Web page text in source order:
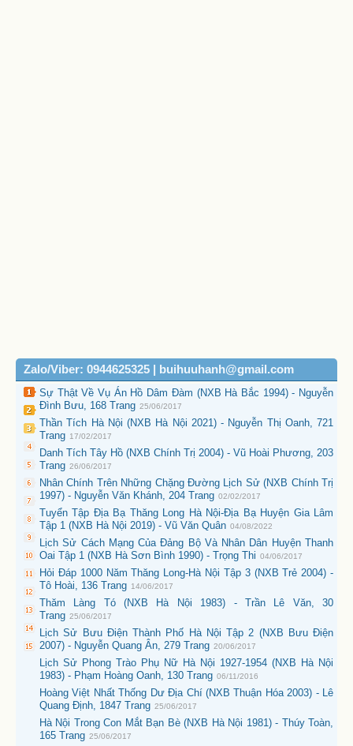
Zalo/Viber: 0944625325 | buihuuhanh@gmail.com
Sự Thật Về Vụ Án Hồ Dâm Đàm (NXB Hà Bắc 1994) - Nguyễn
Đình Bưu, 168 Trang 25/06/2017
Thần Tích Hà Nội (NXB Hà Nội 2021) - Nguyễn Thị Oanh, 721
Trang 17/02/2017
Danh Tích Tây Hồ (NXB Chính Trị 2004) - Vũ Hoài Phương, 203
Trang 26/06/2017
Nhân Chính Trên Những Chặng Đường Lịch Sử (NXB Chính Trị
1997) - Nguyễn Văn Khánh, 204 Trang 02/02/2017
Tuyển Tập Địa Bạ Thăng Long Hà Nội-Địa Bạ Huyện Gia Lâm
Tập 1 (NXB Hà Nội 2019) - Vũ Văn Quân 04/08/2022
Lịch Sử Cách Mạng Của Đảng Bộ Và Nhân Dân Huyện Thanh
Oai Tập 1 (NXB Hà Sơn Bình 1990) - Trọng Thi 04/06/2017
Hỏi Đáp 1000 Năm Thăng Long-Hà Nội Tập 3 (NXB Trẻ 2004) -
Tô Hoài, 136 Trang 14/06/2017
Thăm Làng Tó (NXB Hà Nội 1983) - Trần Lê Văn, 30
Trang 25/06/2017
Lịch Sử Bưu Điện Thành Phố Hà Nội Tập 2 (NXB Bưu Điện
2007) - Nguyễn Quang Ân, 279 Trang 20/06/2017
Lịch Sử Phong Trào Phụ Nữ Hà Nội 1927-1954 (NXB Hà Nội
1983) - Phạm Hoàng Oanh, 130 Trang 06/11/2016
Hoàng Việt Nhất Thống Dư Địa Chí (NXB Thuận Hóa 2003) - Lê
Quang Định, 1847 Trang 25/06/2017
Hà Nội Trong Con Mắt Bạn Bè (NXB Hà Nội 1981) - Thúy Toàn,
165 Trang 25/06/2017